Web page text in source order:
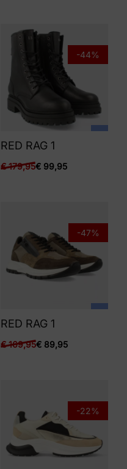
-44%
RED RAG 1
€179,95€99,95
-47%
RED RAG 1
€169,95€89,95
-22%